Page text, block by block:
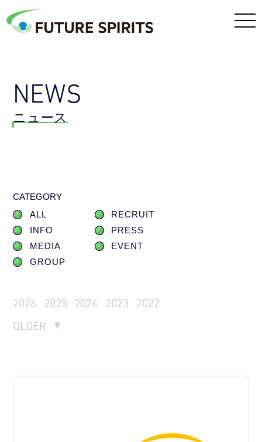
NEWS
ニュース
CATEGORY
ALL
RECRUIT
INFO
PRESS
MEDIA
EVENT
GROUP
2026 2025 2024 2023
2022
OLDER